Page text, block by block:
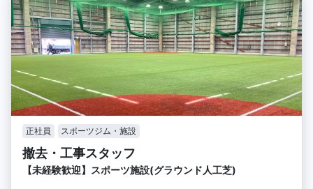
正社員 スポーツジム・施設
撤去・工事スタッフ
【未経験歓迎】スポーツ施設(グラウンド人工芝)